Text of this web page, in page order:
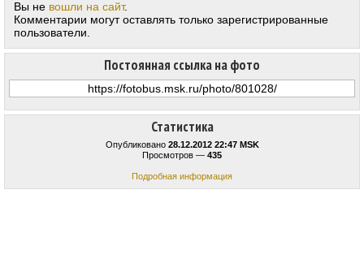
Статистика
Опубликовано 28.12.2012 22:47 MSK
Просмотров — 435
Подробная информация
Постоянная ссылка на фото
Вы не вошли на сайт.
Комментарии могут оставлять только зарегистрированные
пользователи.